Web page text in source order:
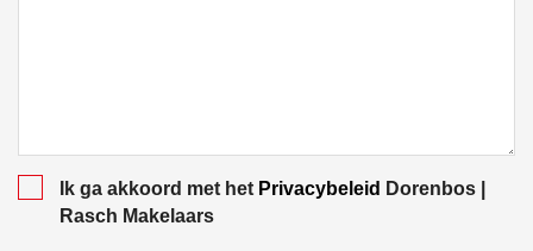
Ik ga akkoord met het Privacybeleid Dorenbos |
Rasch Makelaars